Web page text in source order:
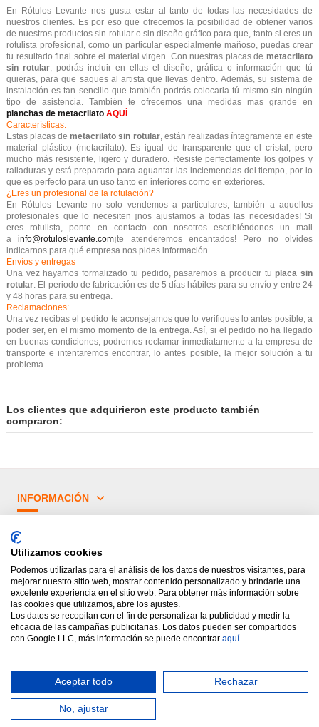
En Rótulos Levante nos gusta estar al tanto de todas las necesidades de
nuestros clientes. Es por eso que ofrecemos la posibilidad de obtener varios
de nuestros productos sin rotular o sin diseño gráfico para que, tanto si eres un
rotulista profesional, como un particular especialmente mañoso, puedas crear
tu resultado final sobre el material virgen. Con nuestras placas de metacrilato
sin rotular, podrás incluir en ellas el diseño, gráfica o información que tú
quieras, para que saques al artista que llevas dentro. Además, su sistema de
instalación es tan sencillo que también podrás colocarla tú mismo sin ningún
tipo de asistencia. También te ofrecemos una medidas mas grande en
planchas de metacrilato AQUÍ .
Características:
Estas placas demetacrilato sin rotular, están realizadas íntegramente en este
material plástico (metacrilato). Es igual de transparente que el cristal, pero
mucho más resistente, ligero y duradero. Resiste perfectamente los golpes y
ralladuras y está preparado para aguantar las inclemencias del tiempo, por lo
que es perfecto para un uso tanto en interiores como en exteriores.
¿Eres un profesional de la rotulación?
En Rótulos Levante no solo vendemos a particulares, también a aquellos
profesionales que lo necesiten ¡nos ajustamos a todas las necesidades! Si
eres rotulista, ponte en contacto con nosotros escribiéndonos un mail
ainfo@rotuloslevante.com¡te atenderemos encantados! Pero no olvides
indicarnos para qué empresa nos pides información.
Envíos y entregas
Una vez hayamos formalizado tu pedido, pasaremos a producir tuplaca sin
rotular. El periodo de fabricación es de 5 días hábiles para su envío y entre 24
y 48 horas para su entrega.
Reclamaciones:
Una vez recibas el pedido te aconsejamos que lo verifiques lo antes posible, a
poder ser, en el mismo momento de la entrega. Así, si el pedido no ha llegado
en buenas condiciones, podremos reclamar inmediatamente a la empresa de
transporte e intentaremos encontrar, lo antes posible, la mejor solución a tu
problema.
Los clientes que adquirieron este producto también
compraron:
INFORMACIÓN
¿TIENES DUDAS?
PRINCIPALES CATEGORÍAS
Ayuda online
Diseñado por Rótulos Levante. Todos los derechos reservados.
Utilizamos cookies
Podemos utilizarlas para el análisis de los datos de nuestros visitantes, para
mejorar nuestro sitio web, mostrar contenido personalizado y brindarle una
excelente experiencia en el sitio web. Para obtener más información sobre
las cookies que utilizamos, abre los ajustes.
Los datos se recopilan con el fin de personalizar la publicidad y medir la
eficacia de las campañas publicitarias. Los datos pueden ser compartidos
con Google LLC, más información se puede encontrar aquí.
Aceptar todo Rechazar
No, ajustar